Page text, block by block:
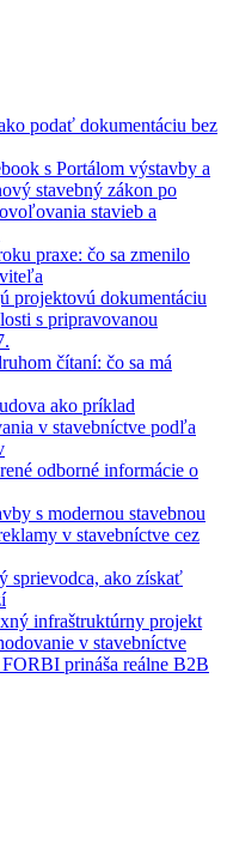
podať dokumentáciu bez
praxe: čo sa zmenilo
čítaní: čo sa má
odborné informácie o
sprievodca, ako získať
prináša reálne B2B